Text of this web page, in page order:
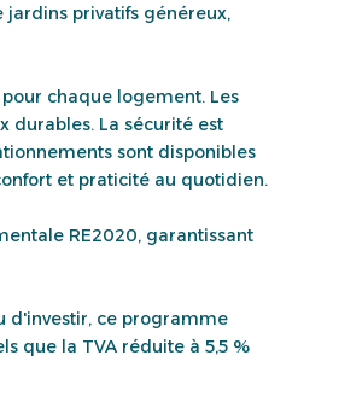
jardins privatifs généreux,
chaque logement. Les
durables. La sécurité est
sont disponibles
et praticité au quotidien.
RE2020, garantissant
d'investir, ce programme
que la TVA réduite à 5,5 %